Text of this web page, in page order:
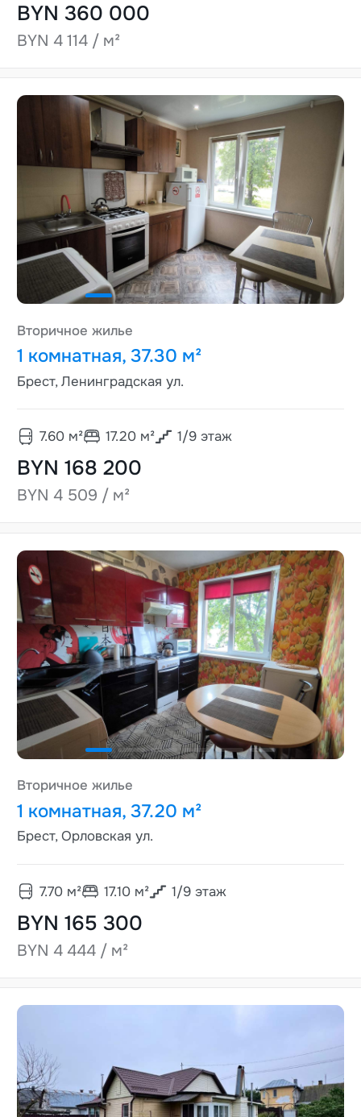
BYN 360 000
BYN 4 114 / м²
Вторичное жилье
1 комнатная, 37.30 м²
Брест, Ленинградская ул.
7.60м² 17.20м² 1/9этаж
BYN 168 200
BYN 4 509 / м²
Вторичное жилье
1 комнатная, 37.20 м²
Брест, Орловская ул.
7.70м² 17.10м² 1/9этаж
BYN 165 300
BYN 4 444 / м²